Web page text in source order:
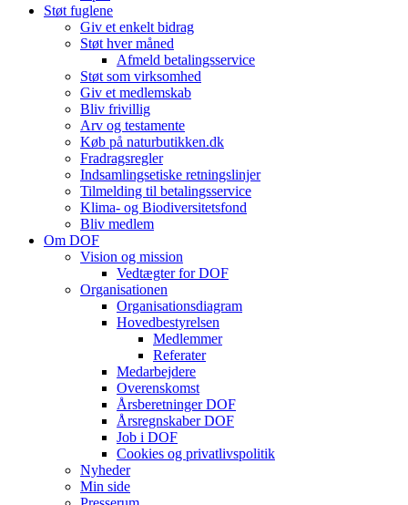
Støt fuglene
Giv et enkelt bidrag
Støt hver måned
Afmeld betalingsservice
Støt som virksomhed
Giv et medlemskab
Bliv frivillig
Arv og testamente
Køb på naturbutikken.dk
Fradragsregler
Indsamlingsetiske retningslinjer
Tilmelding til betalingsservice
Klima- og Biodiversitetsfond
Bliv medlem
Om DOF
Vision og mission
Vedtægter for DOF
Organisationen
Organisationsdiagram
Hovedbestyrelsen
Medlemmer
Referater
Medarbejdere
Overenskomst
Årsberetninger DOF
Årsregnskaber DOF
Job i DOF
Cookies og privatlivspolitik
Nyheder
Min side